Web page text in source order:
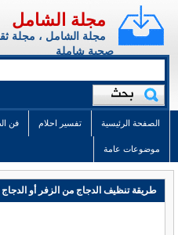
مجلة الشامل
مجلة الشامل ، مجلة
صحية شاملة
الصفحة الرئيسية تفسير احلام فن
موضوعات عامة
طريقة تنظيف الدجاج من الزفر أو